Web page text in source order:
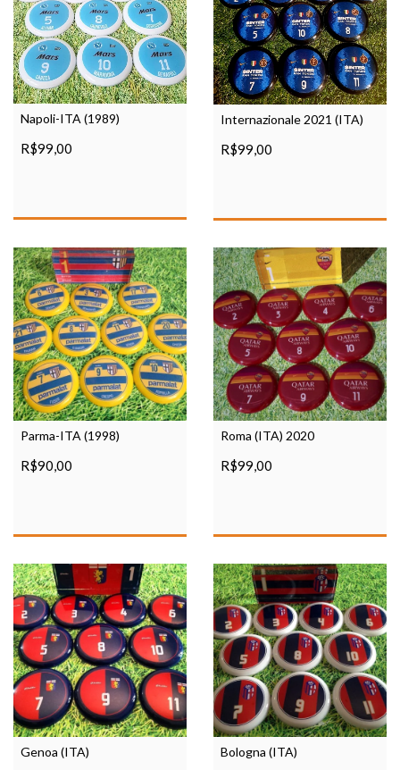
Napoli-ITA (1989)
R$99,00
Internazionale 2021 (ITA)
R$99,00
Parma-ITA (1998)
R$90,00
Roma (ITA) 2020
R$99,00
Genoa (ITA) Bologna (ITA)